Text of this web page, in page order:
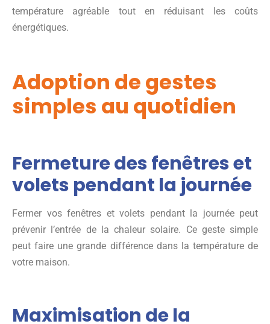
température agréable tout en réduisant les coûts
énergétiques.
Adoption de gestes
simples au quotidien
Fermeture des fenêtres et
volets pendant la journée
Fermer vos fenêtres et volets pendant la journée peut
prévenir l’entrée de la chaleur solaire. Ce geste simple
peut faire une grande différence dans la température de
votre maison.
Maximisation de la